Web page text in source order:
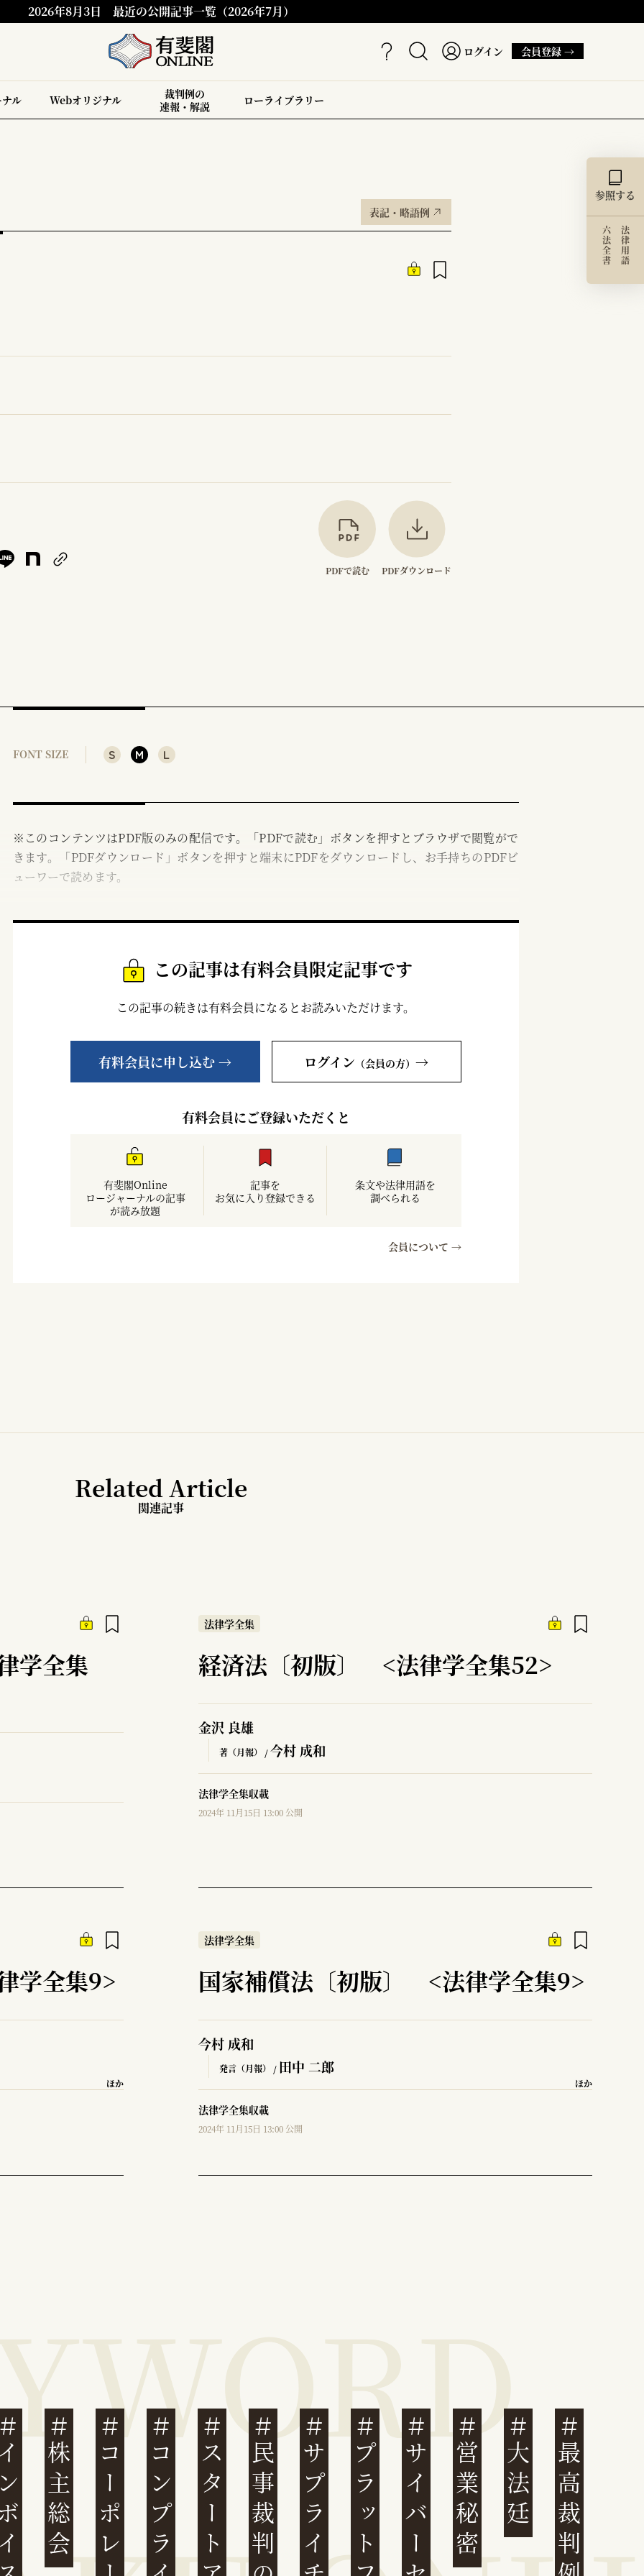
2026年8月3日 最近の公開記事一覧（2026年7月）
ログイン 会員登録 →
ル Webオリジナル
裁判例の
速報・解説
ローライブラリー
表記・略語例
PDFで読む PDFダウンロード
参照する
法律用語
六法全書
FONT SIZE S M L
※このコンテンツはPDF版のみの配信です。「PDFで読む」ボタンを押すとブラウザで閲覧がで
きます。「PDFダウンロード」ボタンを押すと端末にPDFをダウンロードし、お手持ちのPDFビ
ューワーで読めます。
この記事は有料会員限定記事です
この記事の続きは有料会員になるとお読みいただけます。
有料会員に申し込む → ログイン （会員の方） →
有料会員にご登録いただくと
有斐閣Online
ロージャーナルの記事
が読み放題
記事を
お気に入り登録できる
条文や法律用語を
調べられる
会員について →
Related Article
関連記事
学全集
法律学全集
経済法〔初版〕 <法律学全集52>
金沢 良雄
著（月報） /今村 成和
法律学全集収載
2024年 11月15日 13:00 公開
学全集9>
ほか
法律学全集
国家補償法〔初版〕 <法律学全集9>
今村 成和
発言（月報） / 田中 二郎
ほか
法律学全集収載
2024年 11月15日 13:00 公開
株主総会 営業秘密 大法廷 最高裁判例